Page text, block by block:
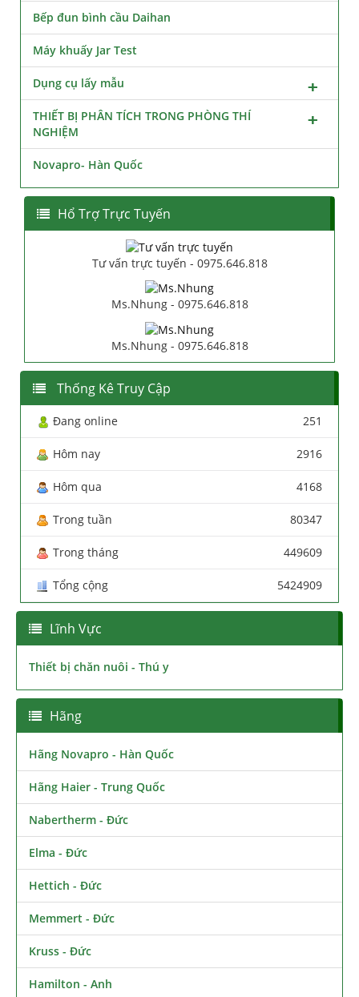
Bếp đun bình cầu Daihan
Máy khuấy Jar Test
Dụng cụ lấy mẫu
THIẾT BỊ PHÂN TÍCH TRONG PHÒNG THÍ
NGHIỆM
Novapro- Hàn Quốc
Hổ Trợ Trực Tuyến
Tư vấn trực tuyến - 0975.646.818
Ms.Nhung - 0975.646.818
Ms.Nhung - 0975.646.818
Thống Kê Truy Cập
Đang online 251
Hôm nay 2916
Hôm qua 4168
Trong tuần 80347
Trong tháng 449609
Tổng cộng 5424909
Lĩnh Vực
Thiết bị chăn nuôi - Thú y
Hãng
Hãng Novapro - Hàn Quốc
Hãng Haier - Trung Quốc
Nabertherm - Đức
Elma - Đức
Hettich - Đức
Memmert - Đức
Kruss - Đức
Hamilton - Anh